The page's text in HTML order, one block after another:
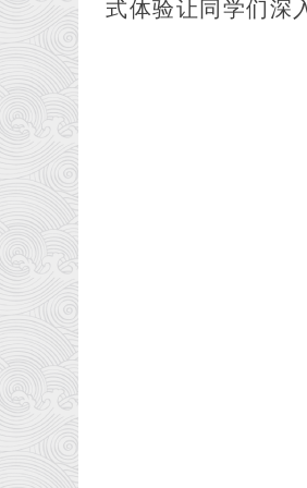
式体验让同学们深